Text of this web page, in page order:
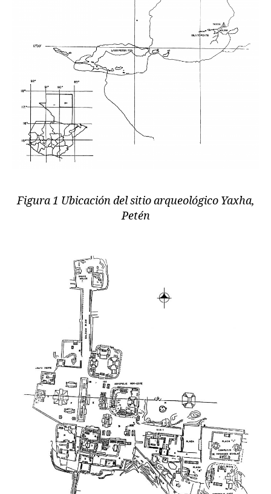
Figura 1 Ubicación del sitio arqueológico Yaxha,
Petén